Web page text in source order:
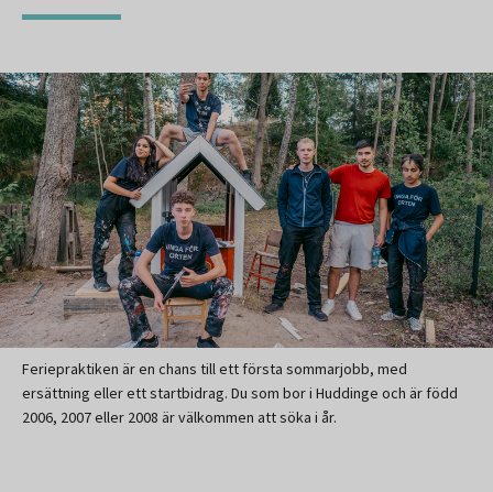
Feriepraktiken är en chans till ett första sommarjobb, med
ersättning eller ett startbidrag. Du som bor i Huddinge och är född
2006, 2007 eller 2008 är välkommen att söka i år.